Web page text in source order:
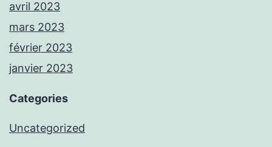
avril 2023
mars 2023
février 2023
janvier 2023
Categories
Uncategorized